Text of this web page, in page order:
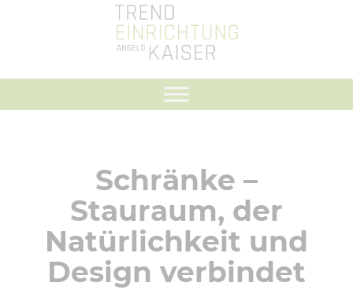
Schränke –
Stauraum, der
Natürlichkeit und
Design verbindet